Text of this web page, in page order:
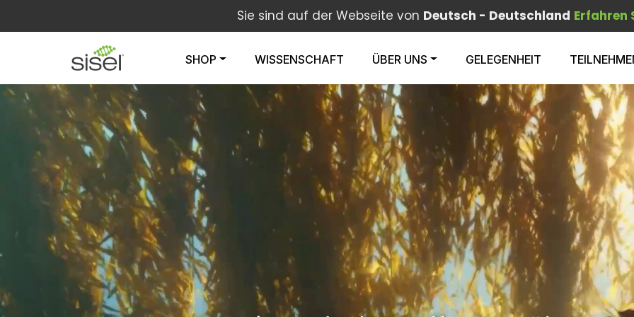
Sie sind auf der Webseite von Deutsch - Deutschland Erfahren
SHOP WISSENSCHAFT ÜBER UNS GELEGENHEIT